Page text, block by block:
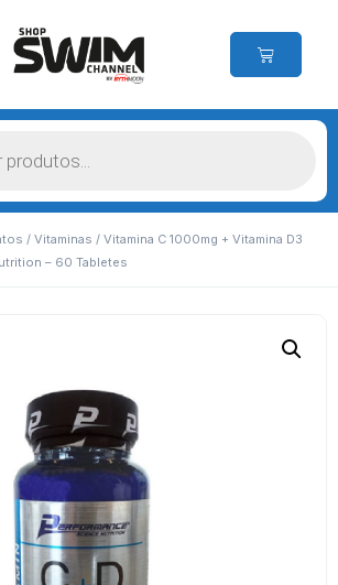
/ Vitaminas / Vitamina C 1000mg + Vitamina D3
– 60 Tabletes